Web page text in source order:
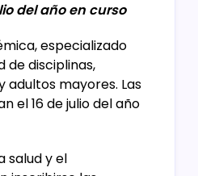
del año en curso
especializado
de disciplinas,
adultos mayores. Las
el 16 de julio del año
salud y el